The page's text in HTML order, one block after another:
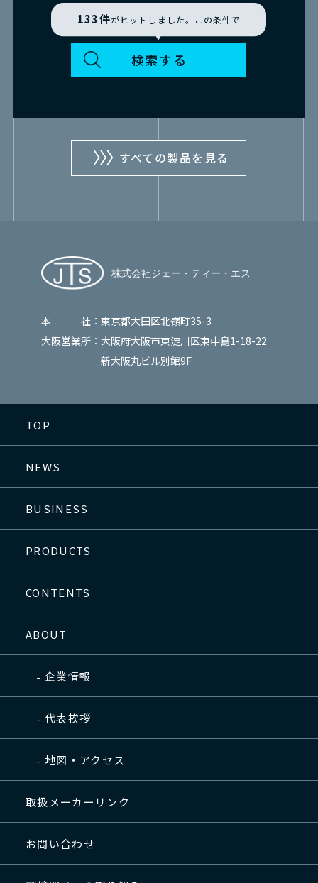
すべての製品を見る
133件がヒットしました。この条件で
本 社： 東京都大田区北嶺町35-3
大阪営業所： 大阪府大阪市東淀川区東中島1-18-22
新大阪丸ビル別館9F
TOP
NEWS
BUSINESS
PRODUCTS
CONTENTS
ABOUT
企業情報
代表挨拶
地図・アクセス
取扱メーカーリンク
お問い合わせ